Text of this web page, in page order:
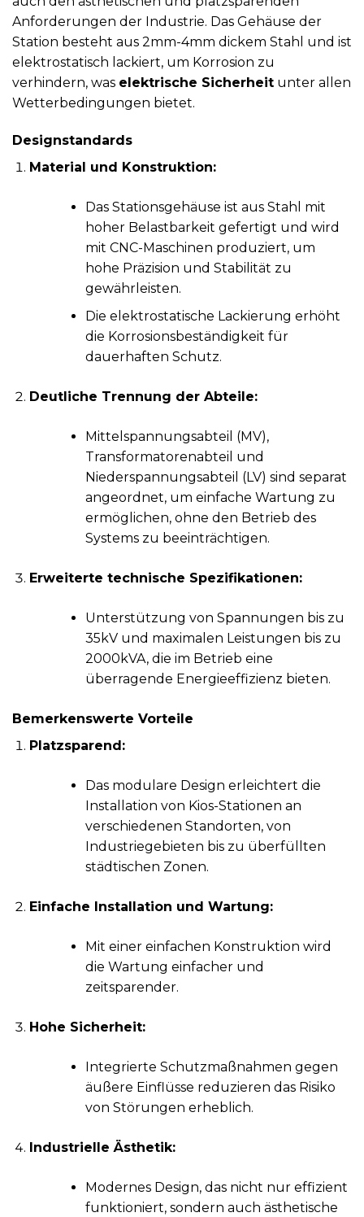
Anforderungen der Industrie. Das Gehäuse der
Station besteht aus 2mm-4mm dickem Stahl und ist
elektrostatisch lackiert, um Korrosion zu
verhindern, was elektrische Sicherheit unter allen
Wetterbedingungen bietet.
Designstandards
Material und Konstruktion:
Das Stationsgehäuse ist aus Stahl mit
hoher Belastbarkeit gefertigt und wird
mit CNC-Maschinen produziert, um
hohe Präzision und Stabilität zu
gewährleisten.
Die elektrostatische Lackierung erhöht
die Korrosionsbeständigkeit für
dauerhaften Schutz.
Deutliche Trennung der Abteile:
Mittelspannungsabteil (MV),
Transformatorenabteil und
Niederspannungsabteil (LV) sind separat
angeordnet, um einfache Wartung zu
ermöglichen, ohne den Betrieb des
Systems zu beeinträchtigen.
Erweiterte technische Spezifikationen:
Unterstützung von Spannungen bis zu
35kV und maximalen Leistungen bis zu
2000kVA, die im Betrieb eine
überragende Energieeffizienz bieten.
Bemerkenswerte Vorteile
Platzsparend:
Das modulare Design erleichtert die
Installation von Kios-Stationen an
verschiedenen Standorten, von
Industriegebieten bis zu überfüllten
städtischen Zonen.
Einfache Installation und Wartung:
Mit einer einfachen Konstruktion wird
die Wartung einfacher und
zeitsparender.
Hohe Sicherheit:
Integrierte Schutzmaßnahmen gegen
äußere Einflüsse reduzieren das Risiko
von Störungen erheblich.
Industrielle Ästhetik:
Modernes Design, das nicht nur effizient
funktioniert, sondern auch ästhetische